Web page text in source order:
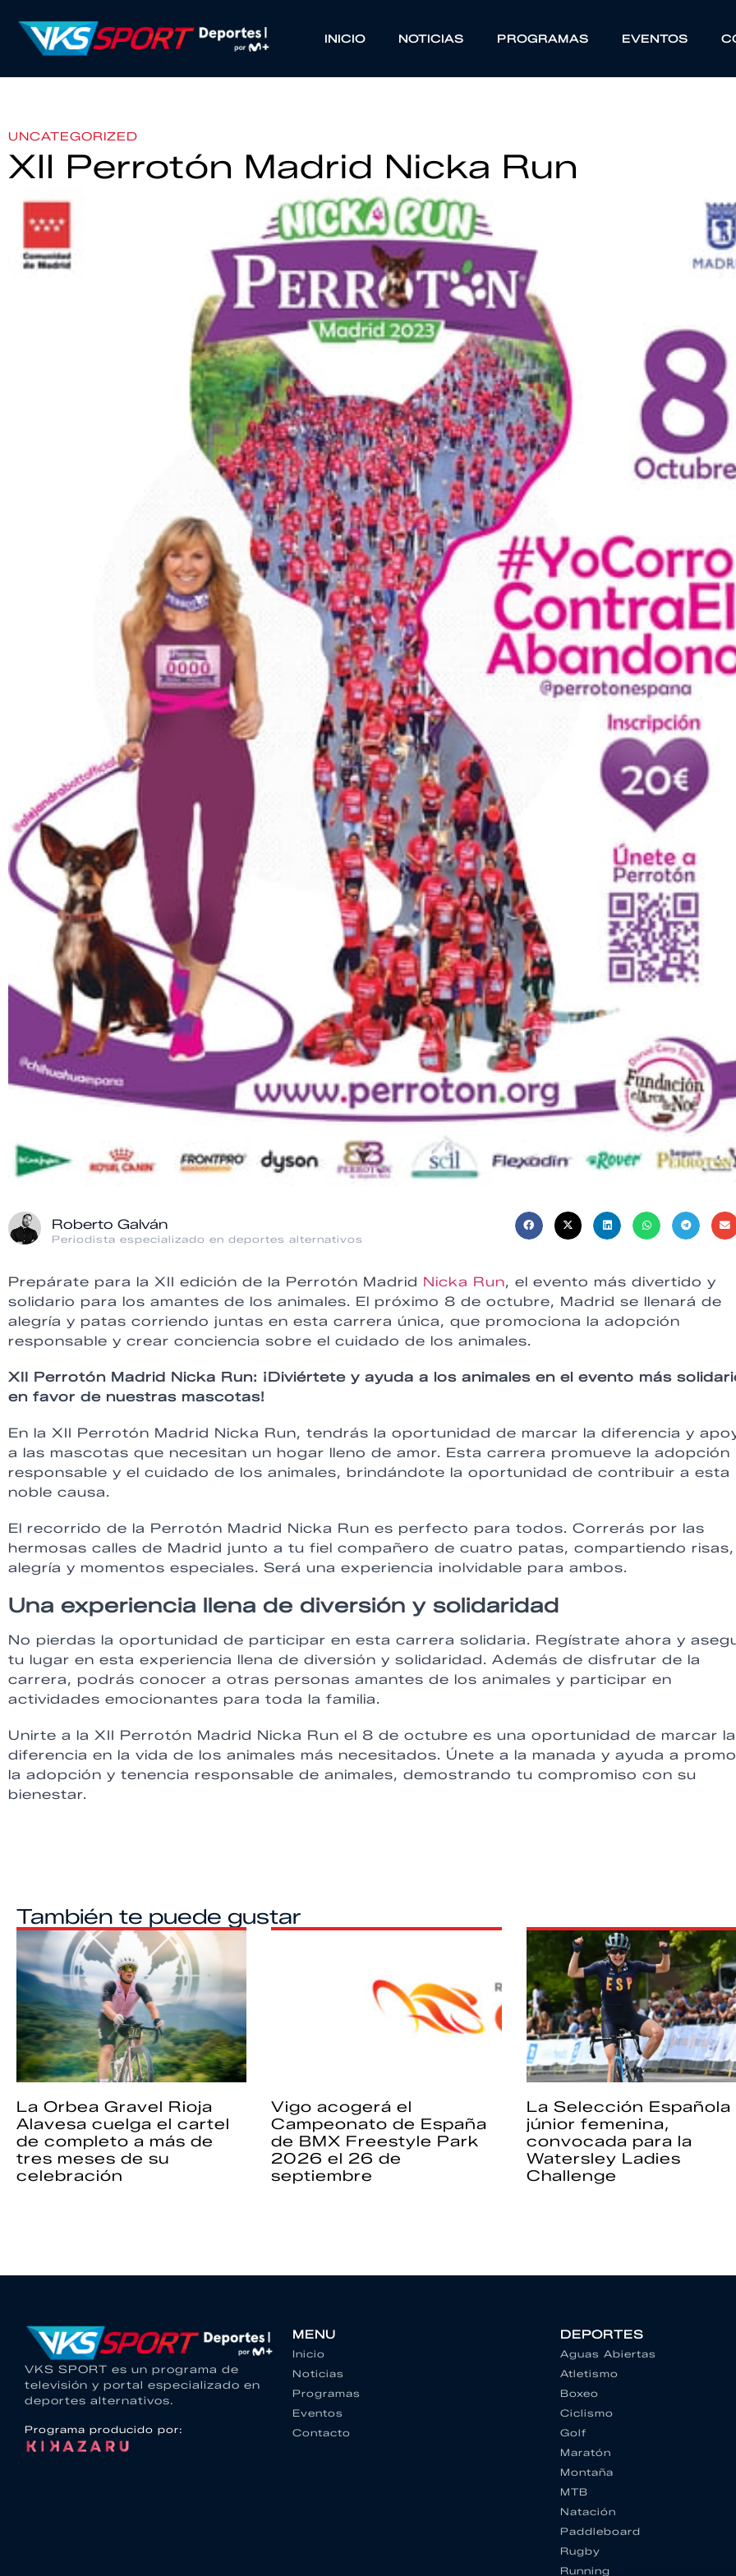
INICIO NOTICIAS PROGRAMAS EVENTOS
UNCATEGORIZED
XII Perrotón Madrid Nicka Run
Roberto Galván
Periodista especializado en deportes alternativos
Prepárate para la XII edición de la Perrotón Madrid Nicka Run, el evento más divertido y
solidario para los amantes de los animales. El próximo 8 de octubre, Madrid se llenará de
alegría y patas corriendo juntas en esta carrera única, que promociona la adopción
responsable y crear conciencia sobre el cuidado de los animales.
XII Perrotón Madrid Nicka Run: ¡Diviértete y ayuda a los animales en el evento más
en favor de nuestras mascotas!
En la XII Perrotón Madrid Nicka Run, tendrás la oportunidad de marcar la diferencia y
a las mascotas que necesitan un hogar lleno de amor. Esta carrera promueve la adopción
responsable y el cuidado de los animales, brindándote la oportunidad de contribuir a esta
noble causa.
El recorrido de la Perrotón Madrid Nicka Run es perfecto para todos. Correrás por las
hermosas calles de Madrid junto a tu fiel compañero de cuatro patas, compartiendo risas,
alegría y momentos especiales. Será una experiencia inolvidable para ambos.
Una experiencia llena de diversión y solidaridad
No pierdas la oportunidad de participar en esta carrera solidaria. Regístrate ahora y
tu lugar en esta experiencia llena de diversión y solidaridad. Además de disfrutar de la
carrera, podrás conocer a otras personas amantes de los animales y participar en
actividades emocionantes para toda la familia.
Unirte a la XII Perrotón Madrid Nicka Run el 8 de octubre es una oportunidad de marcar la
diferencia en la vida de los animales más necesitados. Únete a la manada y ayuda a
la adopción y tenencia responsable de animales, demostrando tu compromiso con su
bienestar.
También te puede gustar
La Orbea Gravel Rioja
Alavesa cuelga el cartel
de completo a más de
tres meses de su
celebración
Vigo acogerá el
Campeonato de España
de BMX Freestyle Park
2026 el 26 de
septiembre
La Selección Española
júnior femenina,
convocada para la
Watersley Ladies
Challenge
VKS SPORT es un programa de
televisión y portal especializado en
deportes alternativos.
Programa producido por:
MENU
Inicio
Noticias
Programas
Eventos
Contacto
DEPORTES
Aguas Abiertas
Atletismo
Boxeo
Ciclismo
Golf
Maratón
Montaña
MTB
Natación
Paddleboard
Rugby
Running